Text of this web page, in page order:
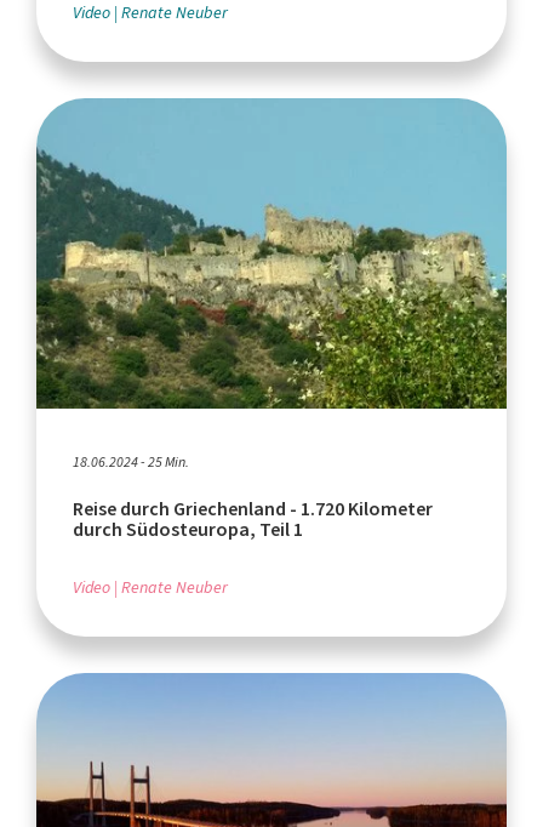
Video Renate Neuber
18.06.2024 - 25 Min.
Reise durch Griechenland - 1.720 Kilometer
durch Südosteuropa, Teil 1
Video Renate Neuber